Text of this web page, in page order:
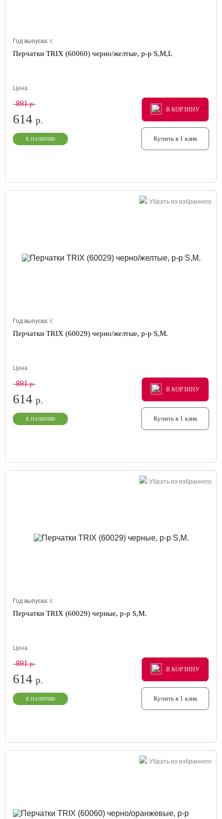
Год выпуска: г.
Перчатки TRIX (60060) черно/желтые, р-р S,M,L
Цена
891р.
614 р.
В НАЛИЧИИ
В КОРЗИНУ
В КОРЗИНУ
В КОРЗИНУ
Купить в 1 клик
Убрать из избранного
Год выпуска: г.
Перчатки TRIX (60029) черно/желтые, р-р S,M.
Цена
891р.
614 р.
В НАЛИЧИИ
В КОРЗИНУ
В КОРЗИНУ
В КОРЗИНУ
Купить в 1 клик
Убрать из избранного
Год выпуска: г.
Перчатки TRIX (60029) черные, р-р S,M.
Цена
891р.
614 р.
В НАЛИЧИИ
В КОРЗИНУ
В КОРЗИНУ
В КОРЗИНУ
Купить в 1 клик
Убрать из избранного